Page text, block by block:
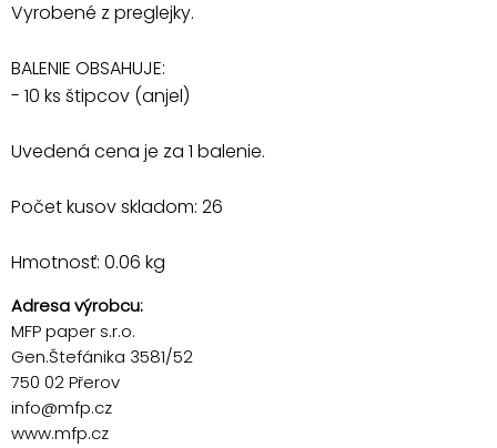
Vyrobené z preglejky.
BALENIE OBSAHUJE:
- 10 ks štipcov (anjel)
Uvedená cena je za 1 balenie.
Počet kusov skladom: 26
Hmotnosť: 0.06 kg
Adresa výrobcu:
MFP paper s.r.o.
Gen.Štefánika 3581/52
750 02 Přerov
info@mfp.cz
www.mfp.cz